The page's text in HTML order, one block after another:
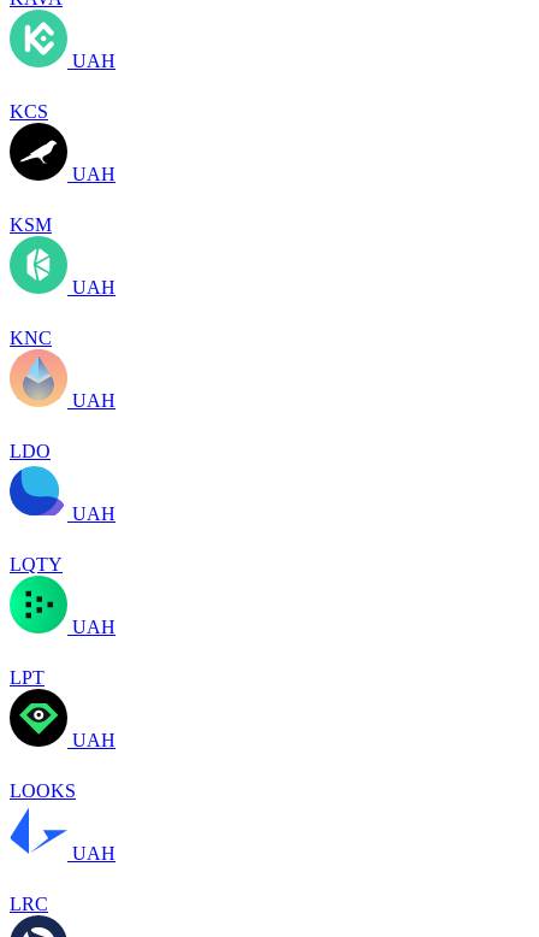
UAH
KCS
UAH
KSM
UAH
KNC
UAH
LDO
UAH
LQTY
UAH
LPT
UAH
LOOKS
UAH
LRC